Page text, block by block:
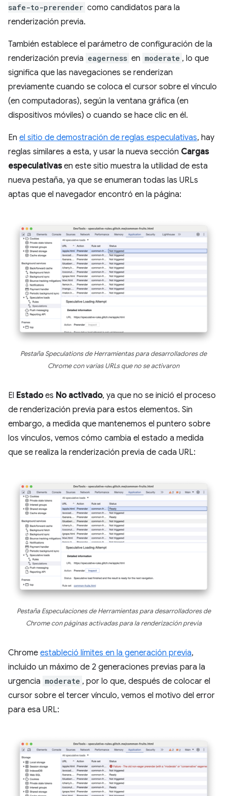
safe-to-prerender como candidatos para la
renderización previa.
También establece el parámetro de configuración de la
renderización previa eagerness en moderate , lo que
significa que las navegaciones se renderizan
previamente cuando se coloca el cursor sobre el vínculo
(en computadoras), según la ventana gráfica (en
dispositivos móviles) o cuando se hace clic en él.
En el sitio de demostración de reglas especulativas, hay
reglas similares a esta, y usar la nueva sección Cargas
especulativasen este sitio muestra la utilidad de esta
nueva pestaña, ya que se enumeran todas las URLs
aptas que el navegador encontró en la página:
Pestaña Speculations de Herramientas para desarrolladores de
Chrome con varias URLs que no se activaron
El Estadoes No activado, ya que no se inició el proceso
de renderización previa para estos elementos. Sin
embargo, a medida que mantenemos el puntero sobre
los vínculos, vemos cómo cambia el estado a medida
que se realiza la renderización previa de cada URL:
Pestaña Especulaciones de Herramientas para desarrolladores de
Chrome con páginas activadas para la renderización previa
Chrome estableció límites en la generación previa,
incluido un máximo de 2 generaciones previas para la
urgencia moderate , por lo que, después de colocar el
cursor sobre el tercer vínculo, vemos el motivo del error
para esa URL: